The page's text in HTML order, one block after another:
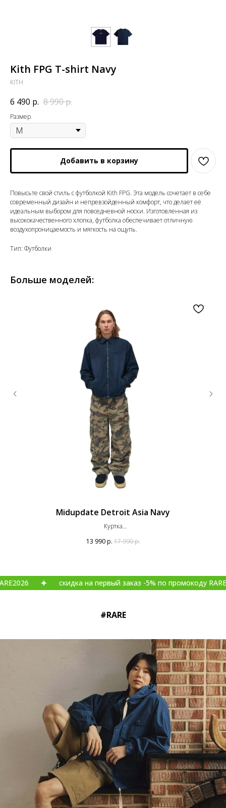
Kith FPG T-shirt Navy
KITH
6 490 р. 8 990р.
Размер
Добавить в корзину
Повысьте свой стиль с футболкой Kith FPG. Эта модель сочетает в себе
современный дизайн и непревзойденный комфорт, что делает её
идеальным выбором для повседневной носки. Изготовленная из
высококачественного хлопка, футболка обеспечивает отличную
воздухопроницаемость и мягкость на ощупь.
Тип: Футболки
Больше моделей:
Midupdate Detroit Asia Navy
Куртка
13 990 р. 17 990р.
скидка на первый заказ -5% по промокоду RARE2026
#RARE